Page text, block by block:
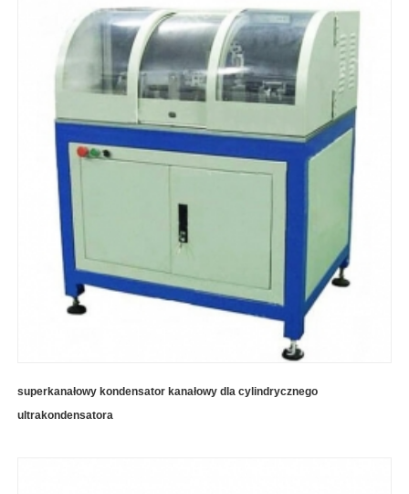
superkanałowy kondensator kanałowy dla cylindrycznego
ultrakondensatora